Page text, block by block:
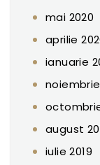
mai 2020
aprilie
ianuarie
noiembrie
august
iulie 2019